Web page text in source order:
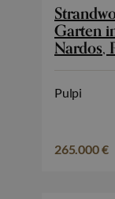
Garten
Nardos,
Pulpi
265.000 €